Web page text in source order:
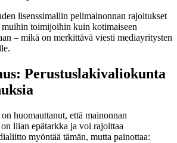
lisenssimallin pelimainonnan rajoitukset
muihin toimijoihin kuin kotimaiseen
– mikä on merkittävä viesti mediayritysten
Perustuslakivaliokunta
huomauttanut, että mainonnan
liian epätarkka ja voi rajoittaa
myöntää tämän, mutta painottaa: